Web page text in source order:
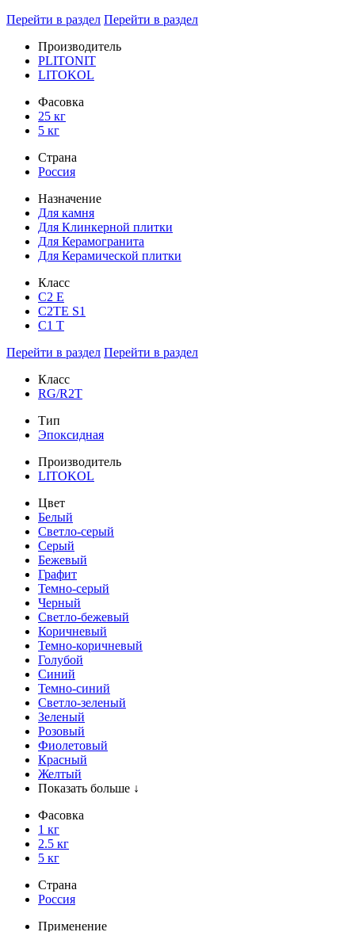
Перейти в раздел Перейти в раздел
Производитель
PLITONIT
LITOKOL
Фасовка
25 кг
5 кг
Страна
Россия
Назначение
Для камня
Для Клинкерной плитки
Для Керамогранита
Для Керамической плитки
Класс
С2 Е
C2TE S1
C1 T
Перейти в раздел Перейти в раздел
Класс
RG/R2T
Тип
Эпоксидная
Производитель
LITOKOL
Цвет
Белый
Светло-серый
Серый
Бежевый
Графит
Темно-серый
Черный
Светло-бежевый
Коричневый
Темно-коричневый
Голубой
Синий
Темно-синий
Светло-зеленый
Зеленый
Розовый
Фиолетовый
Красный
Желтый
Показать больше ↓
Фасовка
1 кг
2.5 кг
5 кг
Страна
Россия
Применение